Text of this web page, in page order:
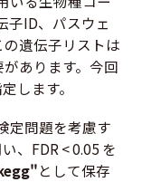
子ID、パスウェ
遺伝子リストは
あります。今回
します。
定問題を考慮す
、FDR < 0.05 を
として保存